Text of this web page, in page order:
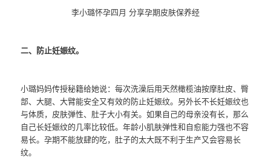
李小璐怀孕四月 分享孕期皮肤保养经
二、防止妊娠纹。
小璐妈妈传授秘籍给她说：每次洗澡后用天然橄榄油按摩肚皮、臀
部、大腿、大臂能安全又有效的防止妊娠纹。另外长不长妊娠纹也
与体质，皮肤弹性、肚子大小有关。如果自己的母亲没有长，那么
自己长妊娠纹的几率比较低。年龄小肌肤弹性和自愈能力强也不容
易长。孕期不能放肆的吃，肚子的太大既不利于生产又会容易长
纹。